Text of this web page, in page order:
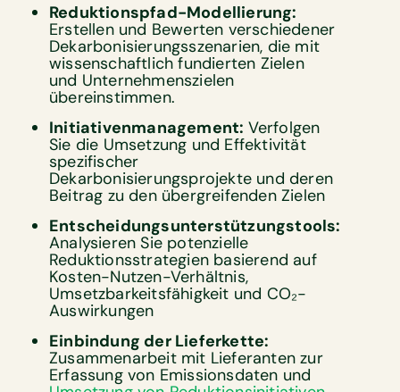
Reduktionspfad-Modellierung:
Erstellen und Bewerten verschiedener
Dekarbonisierungsszenarien, die mit
wissenschaftlich fundierten Zielen
und Unternehmenszielen
übereinstimmen.
Initiativenmanagement: Verfolgen
Sie die Umsetzung und Effektivität
spezifischer
Dekarbonisierungsprojekte und deren
Beitrag zu den übergreifenden Zielen
Entscheidungsunterstützungstools:
Analysieren Sie potenzielle
Reduktionsstrategien basierend auf
Kosten-Nutzen-Verhältnis,
Umsetzbarkeitsfähigkeit und CO₂-
Auswirkungen
Einbindung der Lieferkette:
Zusammenarbeit mit Lieferanten zur
Erfassung von Emissionsdaten und